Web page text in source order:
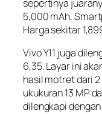
sepertinya
5,000 mAh,
Harga sekitar
Vivo Y11 juga
6,35. Layar ini
hasil motret dari
ukukuran 13 MP
dilengkapi